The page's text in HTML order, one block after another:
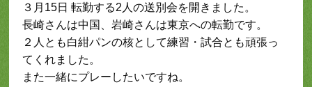
３月15日 転勤する2人の送別会を開きました。
長崎さんは中国、岩崎さんは東京への転勤です。
２人とも白紺パンの核として練習・試合とも頑張っ
てくれました。
また一緒にプレーしたいですね。